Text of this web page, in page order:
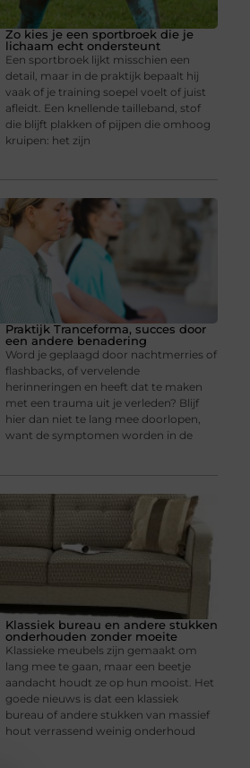
Zo kies je een sportbroek die je
lichaam echt ondersteunt
Een sportbroek lijkt misschien een
detail, maar in de praktijk bepaalt hij
vaak of je training soepel voelt of juist
afleidt. Een knellende tailleband, stof
die blijft plakken of pijpen die omhoog
kruipen: het zijn
Praktijk Tranceforma, succes door
een andere benadering
Word je geplaagd door nachtmerries of
flashbacks, of vervelende
herinneringen en heeft dat te maken
met een trauma uit je verleden? Blijf
hier dan niet te lang mee doorlopen,
want de symptomen worden in de
Klassiek bureau en andere stukken
onderhouden zonder moeite
Klassieke meubels zijn gemaakt om
lang mee te gaan, maar een beetje
aandacht houdt ze op hun mooist. Het
goede nieuws is dat een klassiek
bureau of andere stukken van massief
hout verrassend weinig onderhoud